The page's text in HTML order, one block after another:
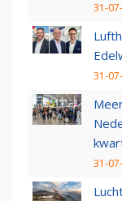
31-
31-
31-